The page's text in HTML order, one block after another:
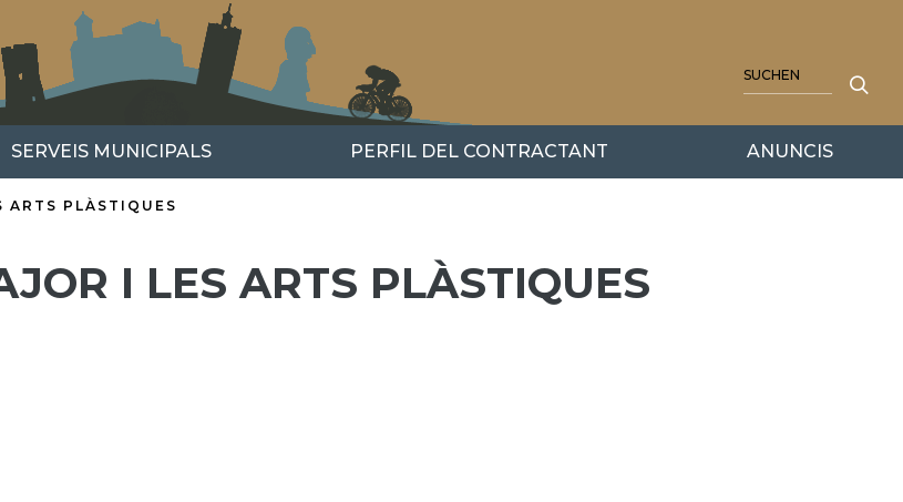
SERVEIS MUNICIPALS PERFIL DEL CONTRACTANT ANUNCIS
ARTS PLÀSTIQUES
I LES ARTS PLÀSTIQUES